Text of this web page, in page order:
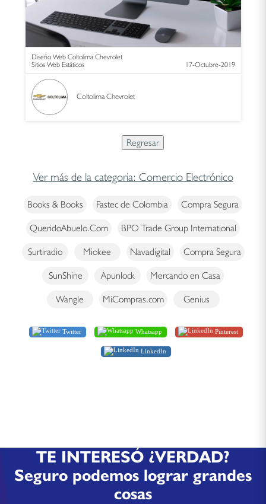
Diseño Web Coltolima Chevrolet
Sitios Web Estáticos
17-Octubre-2019
Coltolima Chevrolet
Ver más de la categoria: Comercio Electrónico
Books & Books Fastec de Colombia Compra Segura
QueridoAbuelo.Com BPO Trade Group International
Surtiradio Miokee Navadigital Compra Segura
SunShine Apunlock Mercando en Casa
Wangle MiCompras.com Genius
Twitter Whatsapp Pinterest
LinkedIn
TE INTERESÓ ¿VERDAD?
Seguro podemos lograr grandes
cosas